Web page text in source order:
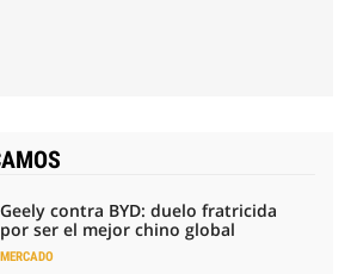
Geely contra BYD: duelo fratricida
por ser el mejor chino global
MERCADO